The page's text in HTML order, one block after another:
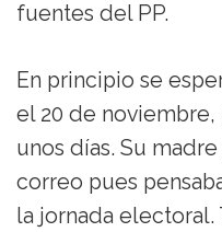
fuentes del PP.
En principio se
el 20 de
unos días. Su
correo pues
la jornada electoral.